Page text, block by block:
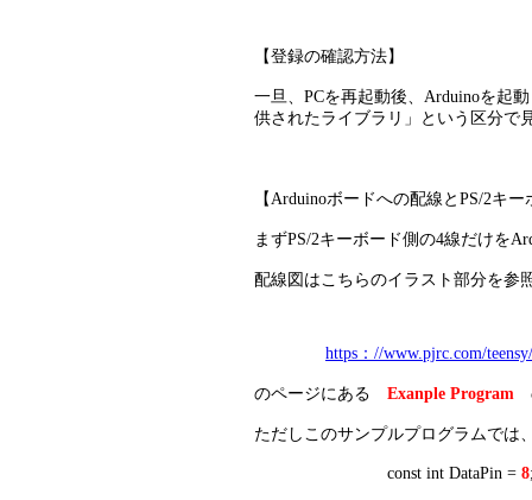
【登録の確認方法】
一旦、PCを再起動後、Arduinoを起
供されたライブラリ」という区分で
【Arduinoボードへの配線とPS/2キ
まずPS/2キーボード側の4線だけを
配線図はこちらのイラスト部分を参
https：//www.pjrc.com/
のページにある Exanple Program
ただしこのサンプルプログラムでは
const int DataPin = 8